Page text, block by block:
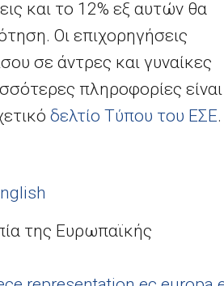
και το 12% εξ αυτών θα
Οι επιχορηγήσεις
σε άντρες και γυναίκες
πληροφορίες είναι
δελτίο Τύπου του ΕΣΕ.
της Ευρωπαϊκής